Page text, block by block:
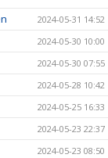
2024-05-31 14:52
2024-05-30 10:00
2024-05-30 07:55
2024-05-28 10:42
2024-05-25 16:33
2024-05-23 22:37
2024-05-23 08:50